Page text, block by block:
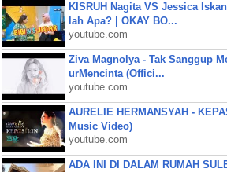
KISRUH Nagita VS Jessica
lah Apa? | OKAY BO...
youtube.com
Ziva Magnolya - Tak Sanggup
urMencinta (Offici...
youtube.com
AURELIE HERMANSYAH -
Music Video)
youtube.com
ADA INI DI DALAM RUMAH